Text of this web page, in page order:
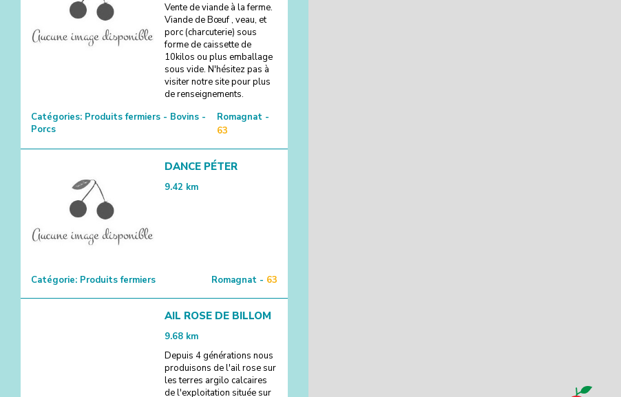
Vente de viande à la ferme.
Viande de Bœuf , veau, et
porc (charcuterie) sous
forme de caissette de
10kilos ou plus emballage
sous vide. N'hésitez pas à
visiter notre site pour plus
de renseignements.
Catégories: Produits fermiers - Bovins -
Porcs
Romagnat -
63
DANCE PÉTER
9.42 km
Catégorie: Produits fermiers Romagnat - 63
AIL ROSE DE BILLOM
9.68 km
Depuis 4 générations nous
produisons de l'ail rose sur
les terres argilo calcaires
de l'exploitation située sur